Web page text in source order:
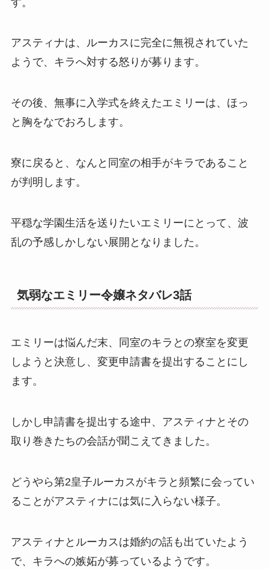
アスティナは、ルーカスに完全に無視されていた
ようで、キラへ対する怒りが募ります。
その後、無事に入学式を終えたエミリーは、ほっ
と胸をなでおろします。
寮に戻ると、なんと同室の相手がキラであること
が判明します。
平穏な学園生活を送りたいエミリーにとって、波
乱の予感しかしない展開となりました。
気弱なエミリー令嬢ネタバレ3話
エミリーは悩んだ末、同室のキラとの寮室を変更
しようと決意し、変更申請書を提出することにし
ます。
しかし申請書を提出する途中、アスティナとその
取り巻きたちの会話が聞こえてきました。
どうやら第2皇子ルーカスがキラと頻繁に会ってい
ることがアスティナには気に入らない様子。
アスティナとルーカスは婚約の話も出ていたよう
で、キラへの嫉妬が募っているようです。